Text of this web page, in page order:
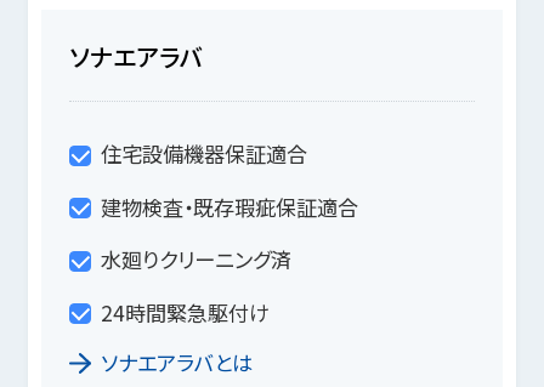
ソナエアラバ
住宅設備機器保証適合
建物検査・既存瑕疵保証適合
水廻りクリーニング済
24時間緊急駆付け
ソナエアラバとは